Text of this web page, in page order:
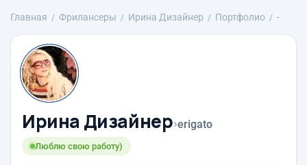
Главная Фрилансеры Ирина Дизайнер Портфолио -
Ирина Дизайнер›erigato
Люблю свою работу)